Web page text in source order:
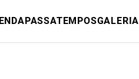
PASSATEMPOSGALERIA